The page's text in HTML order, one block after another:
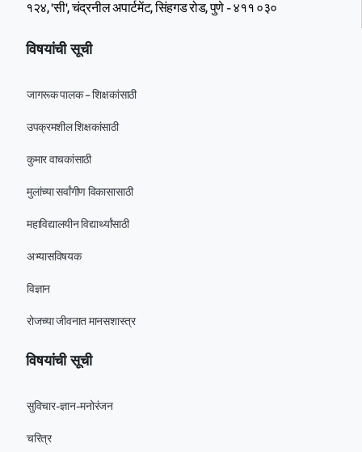
१२४, 'सी', चंद्रनील अपार्टमेंट, सिंहगड रोड, पुणे - ४११ ०३०
विषयांची सूची
जागरूक पालक – शिक्षकांसाठी
उपक्रमशील शिक्षकांसाठी
कुमार वाचकांसाठी
मुलांच्या सर्वांगीण विकासासाठी
महाविद्यालयीन विद्यार्थ्यांसाठी
अभ्यासविषयक
विज्ञान
रोजच्या जीवनात मानसशास्त्र
विषयांची सूची
सुविचार-ज्ञान-मनोरंजन
चरित्र